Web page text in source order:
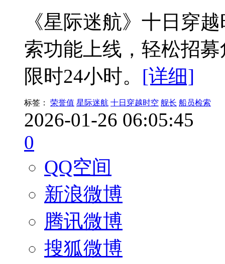
《星际迷航》十日穿
索功能上线，轻松招
限时24小时。 [详细]
标签： 荣誉值 星际迷航 十日穿越时空 舰长 船员检索
2026-01-26 06:05:45
0
QQ空间
新浪微博
腾讯微博
搜狐微博